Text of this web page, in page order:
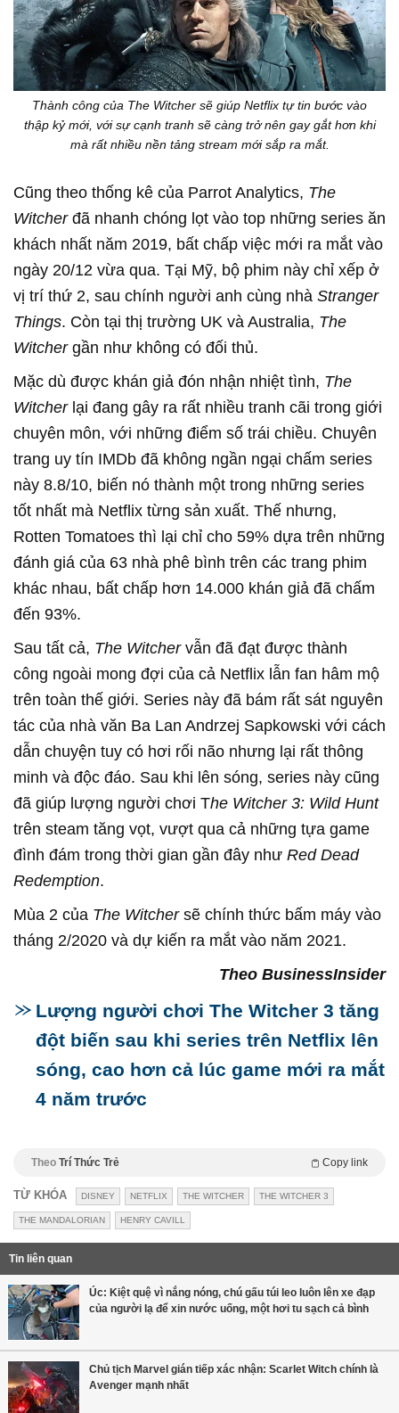
Thành công của The Witcher sẽ giúp Netflix tự tin bước vào
thập kỷ mới, với sự cạnh tranh sẽ càng trở nên gay gắt hơn khi
mà rất nhiều nền tảng stream mới sắp ra mắt.
Cũng theo thống kê của Parrot Analytics, The
Witcherđã nhanh chóng lọt vào top những series ăn
khách nhất năm 2019, bất chấp việc mới ra mắt vào
ngày 20/12 vừa qua. Tại Mỹ, bộ phim này chỉ xếp ở
vị trí thứ 2, sau chính người anh cùng nhà Stranger
Things. Còn tại thị trường UK và Australia, The
Witchergần như không có đối thủ.
Mặc dù được khán giả đón nhận nhiệt tình, The
Witcherlại đang gây ra rất nhiều tranh cãi trong giới
chuyên môn, với những điểm số trái chiều. Chuyên
trang uy tín IMDb đã không ngần ngại chấm series
này 8.8/10, biến nó thành một trong những series
tốt nhất mà Netflix từng sản xuất. Thế nhưng,
Rotten Tomatoes thì lại chỉ cho 59% dựa trên những
đánh giá của 63 nhà phê bình trên các trang phim
khác nhau, bất chấp hơn 14.000 khán giả đã chấm
đến 93%.
Sau tất cả, The Witcher vẫn đã đạt được thành
công ngoài mong đợi của cả Netflix lẫn fan hâm mộ
trên toàn thế giới. Series này đã bám rất sát nguyên
tác của nhà văn Ba Lan Andrzej Sapkowski với cách
dẫn chuyện tuy có hơi rối não nhưng lại rất thông
minh và độc đáo. Sau khi lên sóng, series này cũng
đã giúp lượng người chơi The Witcher 3: Wild Hunt
trên steam tăng vọt, vượt qua cả những tựa game
đình đám trong thời gian gần đây như Red Dead
Redemption.
Mùa 2 của The Witchersẽ chính thức bấm máy vào
tháng 2/2020 và dự kiến ra mắt vào năm 2021.
Theo BusinessInsider
Lượng người chơi The Witcher 3 tăng
đột biến sau khi series trên Netflix lên
sóng, cao hơn cả lúc game mới ra mắt
4 năm trước
Theo Trí Thức Trẻ Copy link
TỪ KHÓA DISNEY NETFLIX THE WITCHER THE WITCHER 3
THE MANDALORIAN HENRY CAVILL
Tin liên quan
Úc: Kiệt quệ vì nắng nóng, chú gấu túi leo luôn lên xe đạp
của người lạ để xin nước uống, một hơi tu sạch cả bình
Chủ tịch Marvel gián tiếp xác nhận: Scarlet Witch chính là
Avenger mạnh nhất